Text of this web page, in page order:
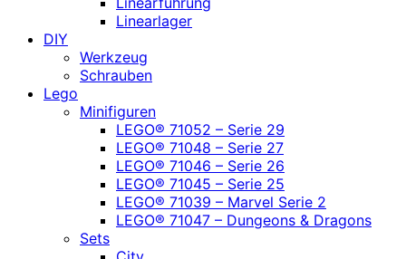
Linearlager
DIY
Werkzeug
Schrauben
Lego
Minifiguren
LEGO® 71052 – Serie 29
LEGO® 71048 – Serie 27
LEGO® 71046 – Serie 26
LEGO® 71045 – Serie 25
LEGO® 71039 – Marvel Serie 2
LEGO® 71047 – Dungeons & Dragons
Sets